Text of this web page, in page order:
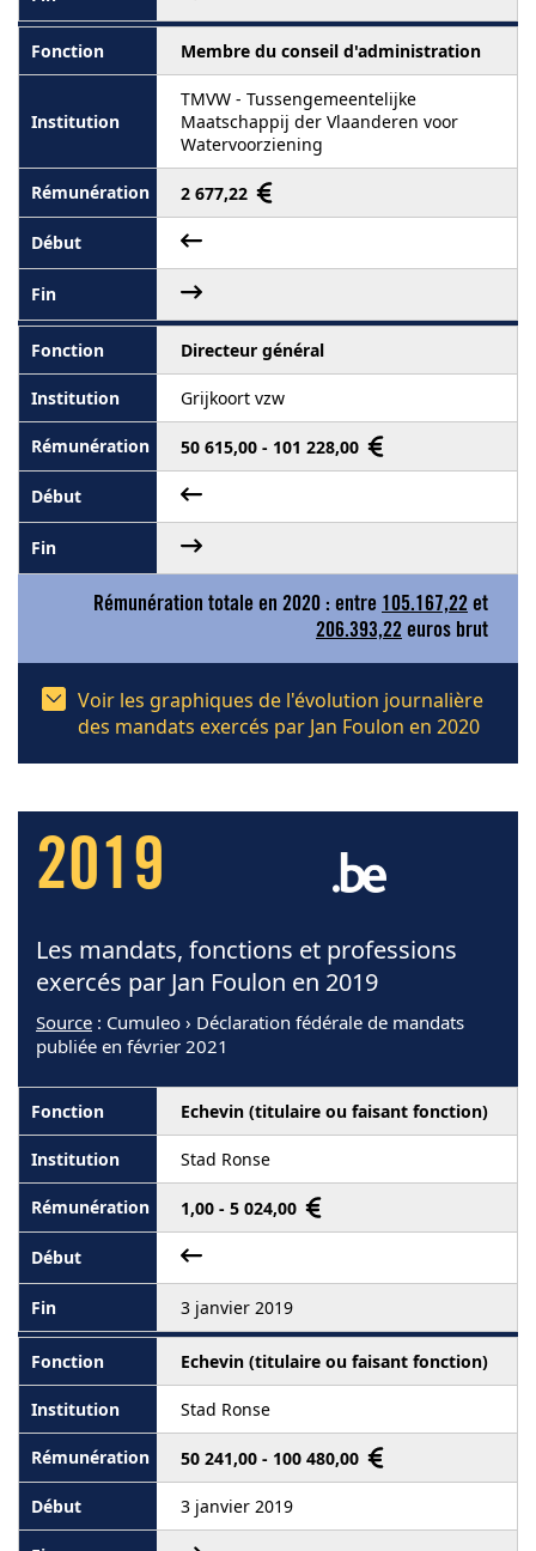
Membre du conseil d'administration
TMVW - Tussengemeentelijke
Maatschappij der Vlaanderen voor
Watervoorziening
2 677,22
Directeur général
Grijkoort vzw
50 615,00 - 101 228,00
Rémunération totale en 2020 : entre 105.167,22 et
206.393,22 euros brut
Voir les graphiques de l'évolution journalière
des mandats exercés par Jan Foulon en 2020
2019
Les mandats, fonctions et professions
exercés par Jan Foulon en 2019
Source : Cumuleo › Déclaration fédérale de mandats
publiée en février 2021
Echevin (titulaire ou faisant fonction)
Stad Ronse
1,00 - 5 024,00
3 janvier 2019
Echevin (titulaire ou faisant fonction)
Stad Ronse
50 241,00 - 100 480,00
3 janvier 2019